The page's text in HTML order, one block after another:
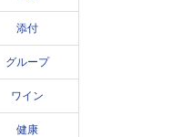
添付
グループ
ワイン
健康